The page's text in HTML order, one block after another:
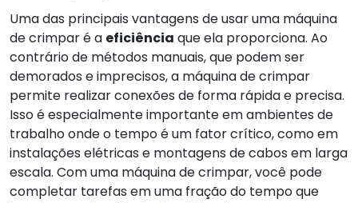
Uma das principais vantagens de usar uma máquina
de crimpar é a eficiência que ela proporciona. Ao
contrário de métodos manuais, que podem ser
demorados e imprecisos, a máquina de crimpar
permite realizar conexões de forma rápida e precisa.
Isso é especialmente importante em ambientes de
trabalho onde o tempo é um fator crítico, como em
instalações elétricas e montagens de cabos em larga
escala. Com uma máquina de crimpar, você pode
completar tarefas em uma fração do tempo que